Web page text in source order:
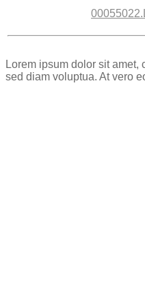
Lorem ipsum dolor sit
sed diam voluptua. At vero